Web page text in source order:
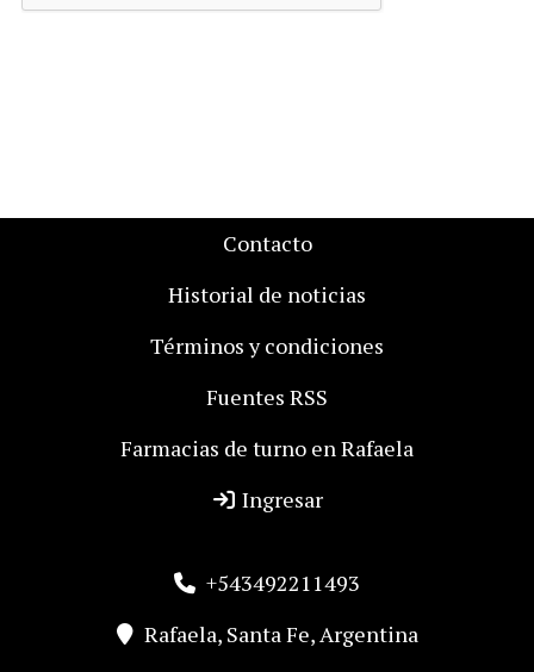
Contacto
Historial de noticias
Términos y condiciones
Fuentes RSS
Farmacias de turno en Rafaela
Ingresar
+543492211493
Rafaela, Santa Fe, Argentina